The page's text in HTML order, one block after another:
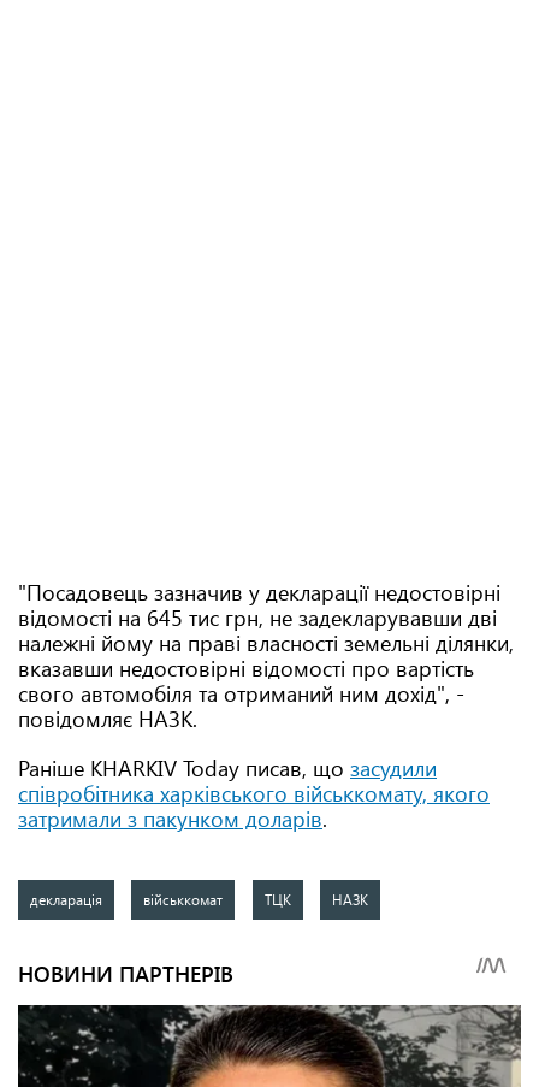
"Посадовець зазначив у декларації недостовірні
відомості на 645 тис грн, не задекларувавши дві
належні йому на праві власності земельні ділянки,
вказавши недостовірні відомості про вартість
свого автомобіля та отриманий ним дохід", -
повідомляє НАЗК.
Раніше KHARKIV Today писав, що засудили
співробітника харківського військкомату, якого
затримали з пакунком доларів.
декларація військкомат ТЦК НАЗК